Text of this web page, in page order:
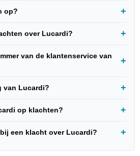
op?
over Lucardi?
van de klantenservice van
van Lucardi?
op klachten?
een klacht over Lucardi?